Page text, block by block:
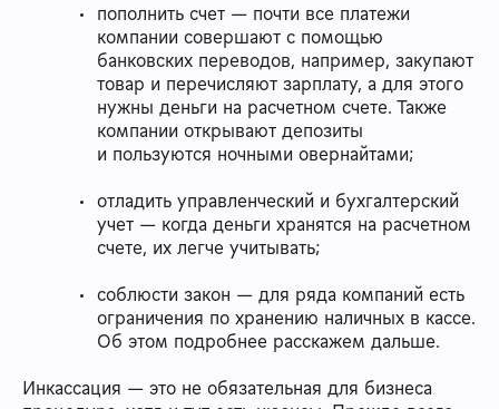
пополнить счет — почти все платежи
компании совершают с помощью
банковских переводов, например, закупают
товар и перечисляют зарплату, а для этого
нужны деньги на расчетном счете. Также
компании открывают депозиты
и пользуются ночными овернайтами;
отладить управленческий и бухгалтерский
учет — когда деньги хранятся на расчетном
счете, их легче учитывать;
соблюсти закон — для ряда компаний есть
ограничения по хранению наличных в кассе.
Об этом подробнее расскажем дальше.
Инкассация — это не обязательная для бизнеса